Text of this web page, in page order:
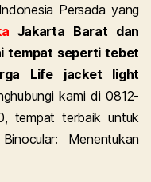
Persada yang
Jakarta Barat dan
tempat seperti tebet
Life jacket light
kami di 0812-
tempat terbaik untuk
Menentukan